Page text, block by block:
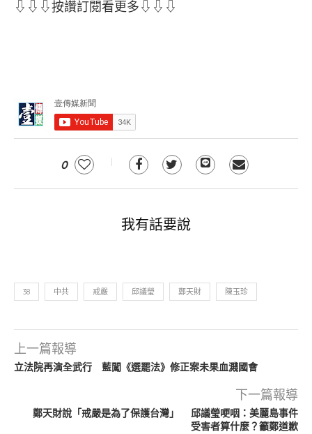
⇩⇩⇩按讚訂閱看更多⇩⇩⇩
0
我有話要說
38 中共 戒嚴 邱議瑩 鄭天財 陳玉珍
上一篇報導
立法院再演全武行 藍闖《選罷法》修正案未果血濺國會
下一篇報導
鄭天財說「戒嚴是為了保護台灣」 邱議瑩哽咽：美麗島事件
受害者算什麼？籲鄭道歉